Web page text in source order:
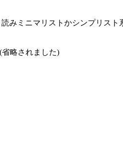
みミニマリストかシンプリスト
略されました)